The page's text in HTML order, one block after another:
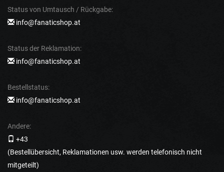
Status von Umtausch / Rückgabe:
info@fanaticshop.at
Status der Reklamation:
info@fanaticshop.at
Bestellstatus:
info@fanaticshop.at
Andere:
+43
(Bestellübersicht, Reklamationen usw. werden telefonisch nicht
mitgeteilt)